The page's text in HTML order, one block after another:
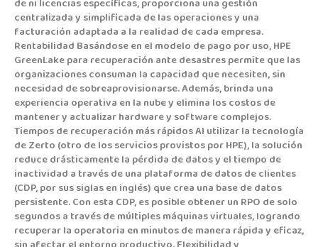
de ni licencias específicas, proporciona una gestión
centralizada y simplificada de las operaciones y una
facturación adaptada a la realidad de cada empresa.
Rentabilidad Basándose en el modelo de pago por uso, HPE
GreenLake para recuperación ante desastres permite que las
organizaciones consuman la capacidad que necesiten, sin
necesidad de sobreaprovisionarse. Además, brinda una
experiencia operativa en la nube y elimina los costos de
mantener y actualizar hardware y software complejos.
Tiempos de recuperación más rápidos Al utilizar la tecnología
de Zerto (otro de los servicios provistos por HPE), la solución
reduce drásticamente la pérdida de datos y el tiempo de
inactividad a través de una plataforma de datos de clientes
(CDP, por sus siglas en inglés) que crea una base de datos
persistente. Con esta CDP, es posible obtener un RPO de solo
segundos a través de múltiples máquinas virtuales, logrando
recuperar la operatoria en minutos de manera rápida y eficaz,